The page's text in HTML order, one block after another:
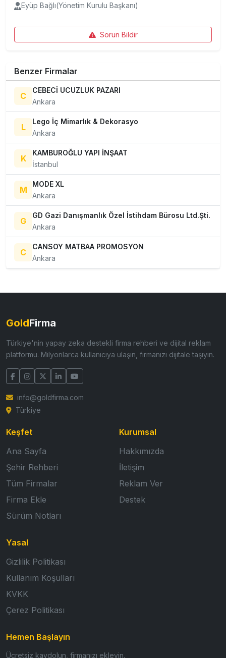
Eyüp Bağlı(Yönetim Kurulu Başkanı)
Sorun Bildir
Benzer Firmalar
C
CEBECİ UCUZLUK PAZARI
Ankara
L
Lego İç Mimarlık & Dekorasyo
Ankara
K
KAMBUROĞLU YAPI İNŞAAT
İstanbul
M
MODE XL
Ankara
G
GD Gazi Danışmanlık Özel İstihdam Bürosu Ltd.Şti.
Ankara
C
CANSOY MATBAA PROMOSYON
Ankara
GoldFirma
Türkiye'nin yapay zeka destekli firma rehberi ve dijital reklam
platformu. Milyonlarca kullanıcıya ulaşın, firmanızı dijitale taşıyın.
info@goldfirma.com
Türkiye
Keşfet
Ana Sayfa
Şehir Rehberi
Tüm Firmalar
Firma Ekle
Sürüm Notları
Kurumsal
Hakkımızda
İletişim
Reklam Ver
Destek
Yasal
Gizlilik Politikası
Kullanım Koşulları
KVKK
Çerez Politikası
Hemen Başlayın
Ücretsiz kaydolun, firmanızı ekleyin.